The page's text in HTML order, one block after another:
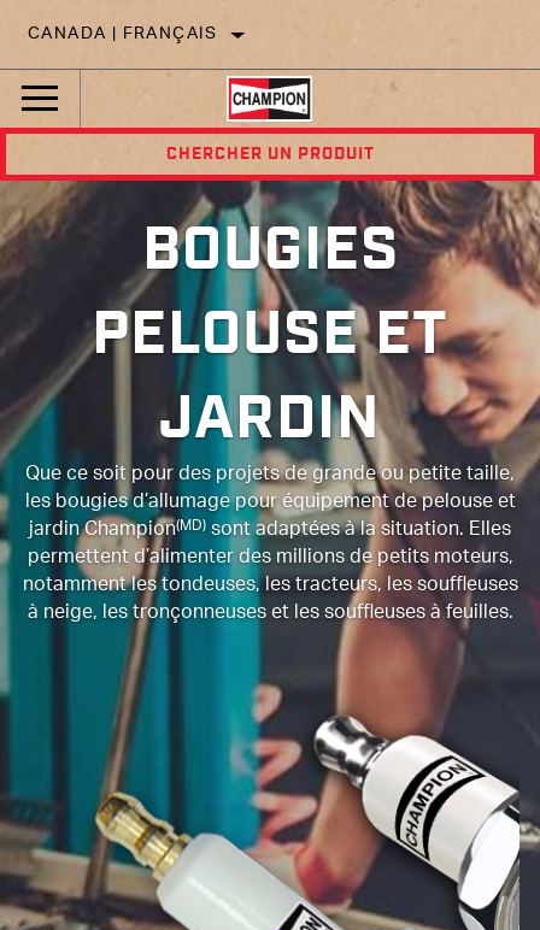
CANADA | FRANÇAIS
CHERCHER UN PRODUIT
BOUGIES
PELOUSE ET
JARDIN
Que ce soit pour des projets de grande ou petite taille,
les bougies d’allumage pour équipement de pelouse et
jardin Champion(MD)sont adaptées à la situation. Elles
permettent d’alimenter des millions de petits moteurs,
notamment les tondeuses, les tracteurs, les souffleuses
à neige, les tronçonneuses et les souffleuses à feuilles.